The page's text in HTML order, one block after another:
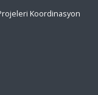
Koordinasyon